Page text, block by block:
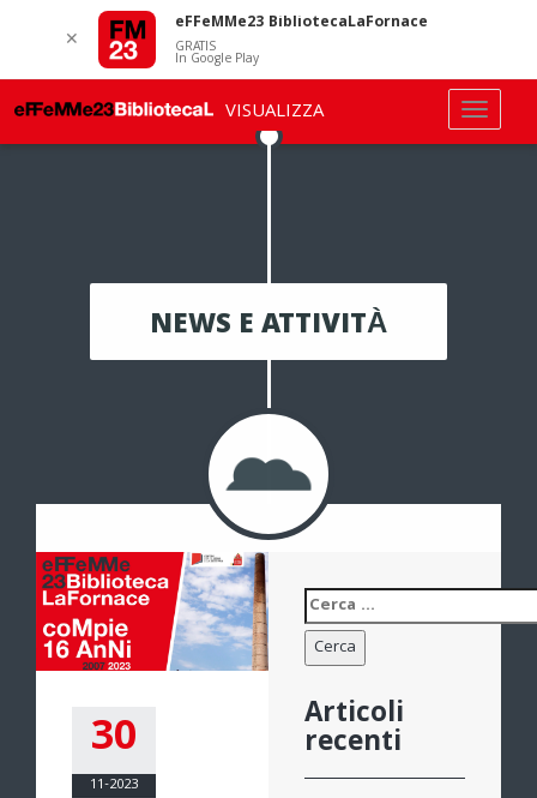
NEWS E ATTIVITÀ
30
11-2023
Ricerca
per:
Articoli
recenti
✕
eFFeMMe23 BibliotecaLaFornace
GRATIS
In Google Play
VISUALIZZA